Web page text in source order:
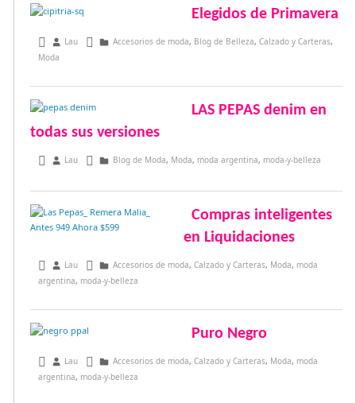
Elegidos de Primavera
septiembre 26, 2016
Lau Accesorios de moda, Blog de Belleza, Calzado y Carteras,
Moda
LAS PEPAS denim en
todas sus versiones
julio 13, 2015
Lau Blog de Moda, Moda, moda argentina, moda-y-belleza
Compras inteligentes
en Liquidaciones
julio 22, 2014
Lau Accesorios de moda, Calzado y Carteras, Moda, moda
argentina, moda-y-belleza
Puro Negro
mayo 14, 2014
Lau Accesorios de moda, Calzado y Carteras, Moda, moda
argentina, moda-y-belleza